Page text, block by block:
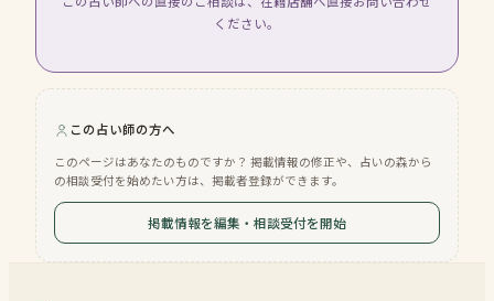
ください。
この占い師の方へ
このページはあなたのものですか？ 掲載情報の修正や、占いの森から
の相談受付を始めたい方は、掲載者登録ができます。
掲載情報を編集・相談受付を開始